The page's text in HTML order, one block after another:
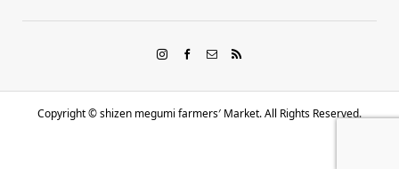
Copyright ©shizen megumi farmers′ Market. All Rights Reserved.